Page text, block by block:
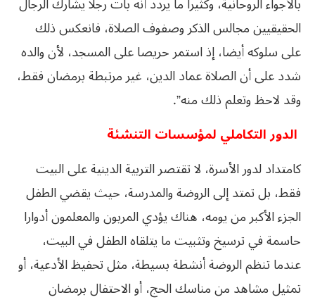
الحقيقيين مجالس الذكر وصفوف الصلاة، فانعكس ذلك
على سلوكه أيضا، إذ استمر حريصا على المسجد، لأن والده
شدد على أن الصلاة عماد الدين، غير مرتبطة برمضان فقط،
وقد لاحظ وتعلم ذلك منه”.
الدور التكاملي لمؤسسات التنشئة
كامتداد لدور الأسرة، لا تقتصر التربية الدينية على البيت
فقط، بل تمتد إلى الروضة والمدرسة، حيث يقضي الطفل
الجزء الأكبر من يومه، هناك يؤدي المربون والمعلمون أدوارا
حاسمة في ترسيخ وتثبيت ما يتلقاه الطفل في البيت،
عندما تنظم الروضة أنشطة بسيطة، مثل تحفيظ الأدعية، أو
تمثيل مشاهد من مناسك الحج، أو الاحتفال برمضان